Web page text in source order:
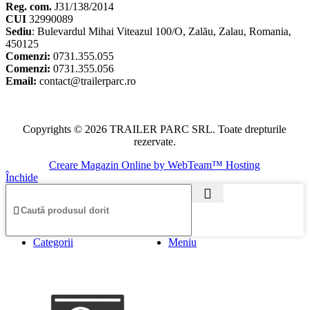
Reg. com. J31/138/2014
CUI 32990089
Sediu: Bulevardul Mihai Viteazul 100/O, Zalău, Zalau, Romania,
450125
Comenzi: 0731.355.055
Comenzi: 0731.355.056
Email: contact@trailerparc.ro
Copyrights © 2026 TRAILER PARC SRL. Toate drepturile
rezervate.
Creare Magazin Online by WebTeam™ Hosting
Închide
Meniu
Categorii